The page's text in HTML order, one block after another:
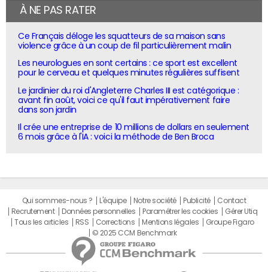
À NE PAS RATER
Ce Français déloge les squatteurs de sa maison sans
violence grâce à un coup de fil particulièrement malin
Les neurologues en sont certains : ce sport est excellent
pour le cerveau et quelques minutes régulières suffisent
Le jardinier du roi d'Angleterre Charles III est catégorique :
avant fin août, voici ce qu'il faut impérativement faire
dans son jardin
Il crée une entreprise de 10 millions de dollars en seulement
6 mois grâce à l'IA : voici la méthode de Ben Broca
Qui sommes-nous ? L'équipe Notre société Publicité
Contact
Recrutement
Données personnelles Paramétrer les cookies
Gérer Utiq
Tous les articles
RSS Corrections Mentions légales
Groupe Figaro
© 2025 CCM Benchmark